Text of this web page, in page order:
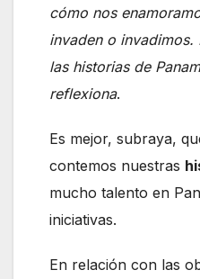
cómo nos
invaden o invadimos.
las historias de
reflexiona.
Es mejor, subraya,
contemos nuestras
mucho talento en
iniciativas.
En relación con las